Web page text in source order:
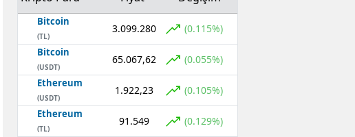
Bitcoin
(TL)
3.099.280 (0.115%)
Bitcoin
(USDT)
65.067,62 (0.055%)
Ethereum
(USDT)
1.922,23 (0.105%)
Ethereum
(TL)
91.549 (0.129%)